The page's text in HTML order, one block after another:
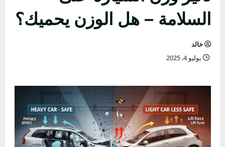
تأثير وزن السيارة على
السلامة – هل الوزن يحميك؟